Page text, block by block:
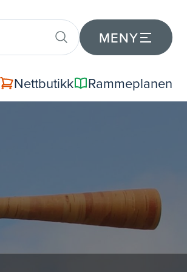
MENY
Nettbutikk Rammeplanen